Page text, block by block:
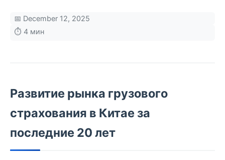
📅 December 12, 2025
⏱️ 4 мин
Развитие рынка грузового
страхования в Китае за
последние 20 лет